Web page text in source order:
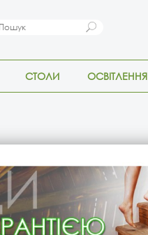
СТОЛИ ОСВІТЛЕННЯ